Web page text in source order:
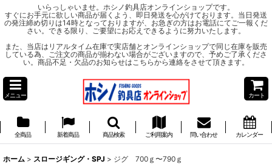
いらっしゃいませ。ホシノ釣具店オンラインショップです。
すぐにお手元に欲しい商品が届くよう、即日発送を心がけております。当日発送
の発注締め切りは14時となっておりますが、お急ぎの方はお電話にてご一報くだ
さい。できる限り、ご要望にお応えできるように努力いたします。
また、当店はリアルタイム在庫で実店舗とオンラインショップで同じ在庫を販売
している為、ご注文の商品が揃わない場合がございますので、予めご了承くださ
い。商品不足・欠品のお知らせはこちらから連絡をさせて頂きます。
メニュー カート
全商品 新着商品 商品検索 ご利用案内 問い合わせ カレンダー
ホーム > スロージギング・SPJ > ジグ 700ｇ〜790ｇ